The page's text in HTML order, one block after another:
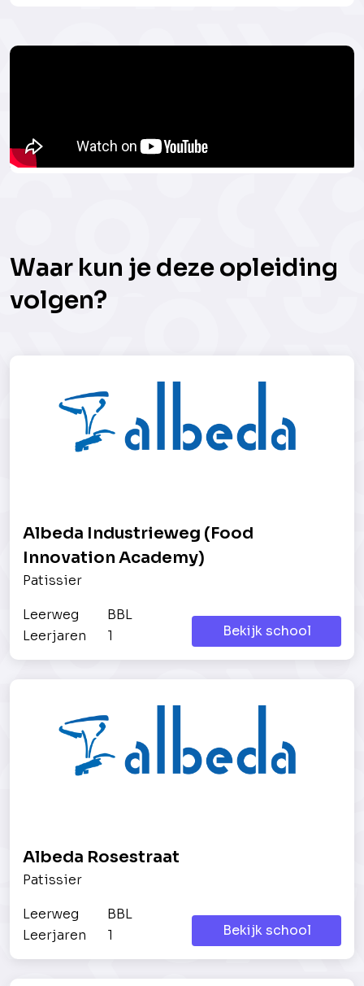
Waar kun je deze opleiding
volgen?
Albeda Industrieweg (Food
Innovation Academy)
Patissier
Leerweg
BBL
Leerjaren
1 Bekijk school
Albeda Rosestraat
Patissier
Leerweg
BBL
Leerjaren
1 Bekijk school